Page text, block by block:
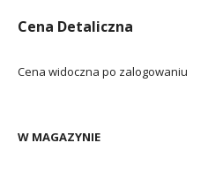
Cena Detaliczna
Cena widoczna po zalogowaniu
W MAGAZYNIE